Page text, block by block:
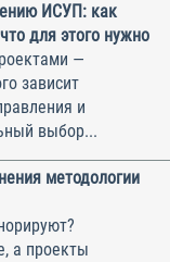
ИСУП: как
для этого нужно
—
зависит
и
выбор...
методологии
а проекты